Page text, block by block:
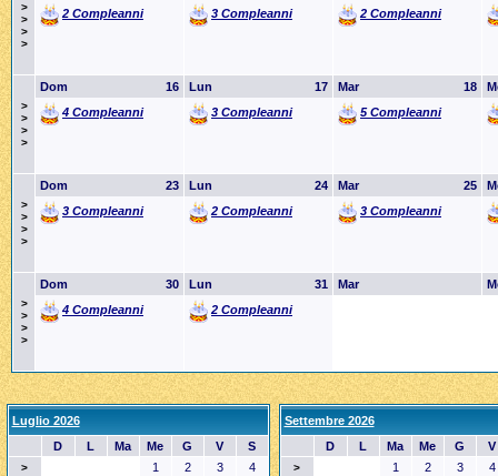
>
>
>
>
2 Compleanni
3 Compleanni
2 Compleanni
>
>
>
>
16
Dom
4 Compleanni
17
Lun
3 Compleanni
18
Mar
5 Compleanni
>
>
>
>
23
Dom
3 Compleanni
24
Lun
2 Compleanni
25
Mar
3 Compleanni
>
>
>
>
30
Dom
4 Compleanni
31
Lun
2 Compleanni
Mar
Luglio 2026
D
L Ma Me G V S
> 1 2 3 4
Settembre 2026
D
L Ma Me G V
> 1 2 3 4